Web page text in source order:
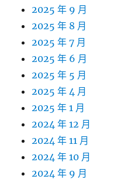
2025 年 9 月
2025 年 8 月
2025 年 7 月
2025 年 6 月
2025 年 5 月
2025 年 4 月
2025 年 1 月
2024 年 12 月
2024 年 11 月
2024 年 10 月
2024 年 9 月